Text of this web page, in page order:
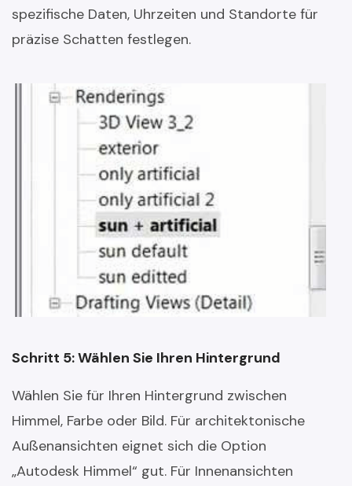
spezifische Daten, Uhrzeiten und Standorte für
präzise Schatten festlegen.
Schritt 5: Wählen Sie Ihren Hintergrund
Wählen Sie für Ihren Hintergrund zwischen
Himmel, Farbe oder Bild. Für architektonische
Außenansichten eignet sich die Option
„Autodesk Himmel“ gut. Für Innenansichten